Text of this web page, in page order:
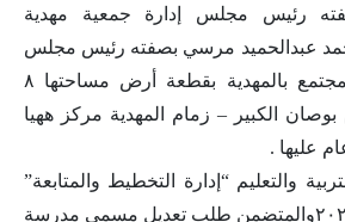
رئيس مجلس إدارة جمعية مهدية
محمد عبدالحميد مرسي بصفته رئيس مجلس
إدارة جمعية تنمية المجتمع بالمهدية بقطعة أرض مساحتها ٨
الكبير – زمام المهدية مركز ههيا
عليها .
والتعليم “إدارة التخطيط والمتابعة”
رقم ٢١٥ في 5 / 5 / ٢٠٢٠والمتضمن طلب تعديل مسمي مدرسة